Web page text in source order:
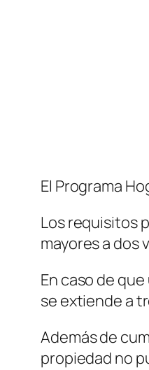
El Programa
Los requisitos
mayores a dos
En caso de
se extiende a
Además de
propiedad no